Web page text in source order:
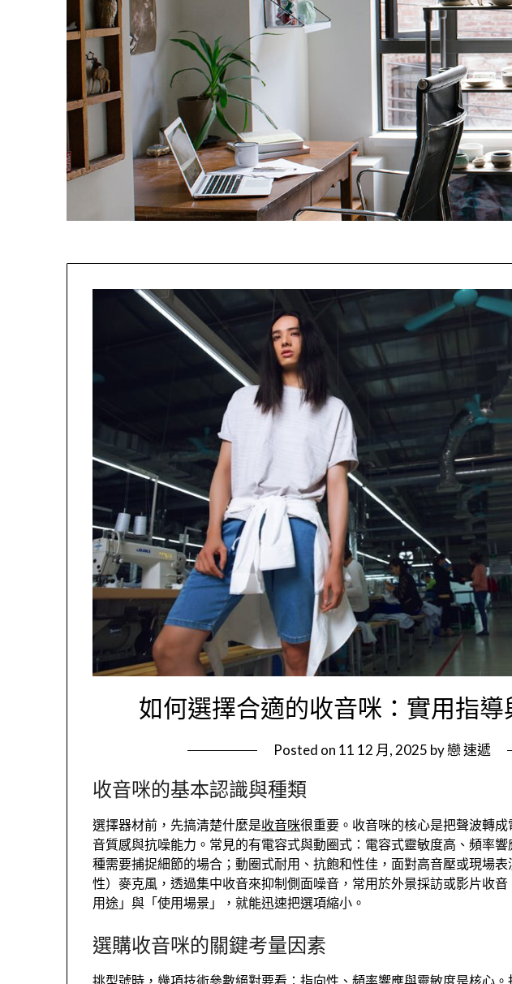
如何選擇合適的收音咪：實用指導
Posted on 11 12 月, 2025 by戀 速遞
收音咪的基本認識與種類
選擇器材前，先搞清楚什麼是收音咪很重要。收音咪的核心是把聲波轉
音質感與抗噪能力。常見的有電容式與動圈式：電容式靈敏度高、頻率
種需要捕捉細節的場合；動圈式耐用、抗飽和性佳，面對高音壓或現場
性）麥克風，透過集中收音來抑制側面噪音，常用於外景採訪或影片收
用途」與「使用場景」，就能迅速把選項縮小。
選購收音咪的關鍵考量因素
挑型號時，幾項技術參數絕對要看：指向性、頻率響應與靈敏度是核心